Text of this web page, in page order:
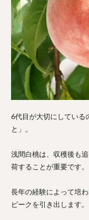
6代目が大切にしている
と」。
浅間白桃は、収穫後も
荷することが重要です。
長年の経験によって培
ピークを引き出します。